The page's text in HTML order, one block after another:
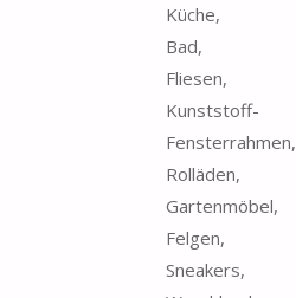
Küche,
Bad,
Fliesen,
Kunststoff-
Fensterrahmen,
Rolläden,
Gartenmöbel,
Felgen,
Sneakers,